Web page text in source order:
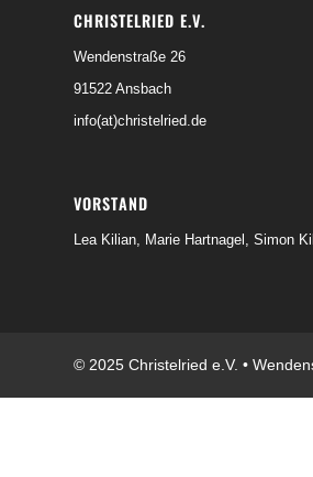
CHRISTELRIED E.V.
Wendenstraße 26
91522 Ansbach
info(at)christelried.de
VORSTAND
Lea Kilian, Marie Hartnagel, Simon
© 2025 Christelried e.V. •